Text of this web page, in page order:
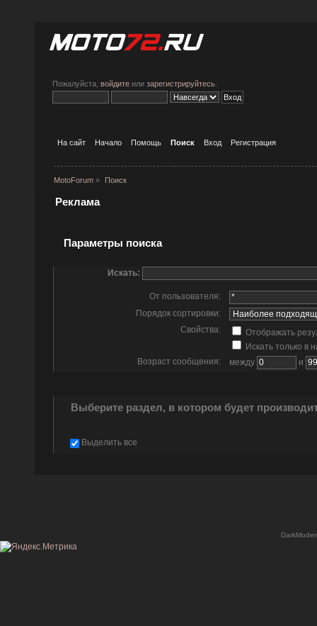
Пожалуйста, войдите или зарегистрируйтесь
На сайт Начало Помощь Поиск Вход Регистрация
MotoForum » Поиск
Реклама
Параметры поиска
Искать:
От пользователя:
Порядок сортировки:
Свойства:
Отображать
Искать только в
Возраст сообщения:
между и
Выберите раздел, в котором будет
Выделить все